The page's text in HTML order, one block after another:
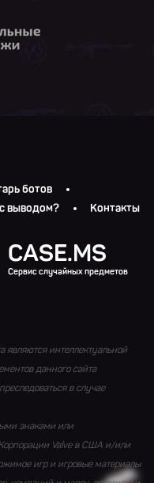
ботов
выводом? Контакты
CASE.MS
Сервис случайных предметов
являются интеллектуальной
данного сайта
в случае
знаками или
Valve в США и/или
игр и игровые материалы